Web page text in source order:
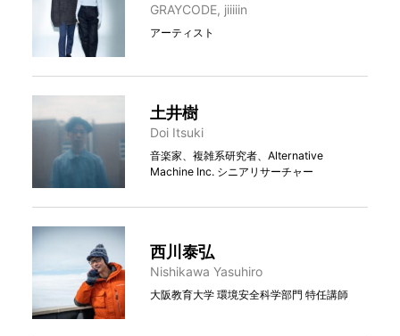
GRAYCODE, jiiiiin
アーティスト
土井樹
Doi Itsuki
音楽家、複雑系研究者、Alternative
Machine Inc. シニアリサーチャー
西川泰弘
Nishikawa Yasuhiro
大阪教育大学 環境安全科学部門 特任講師